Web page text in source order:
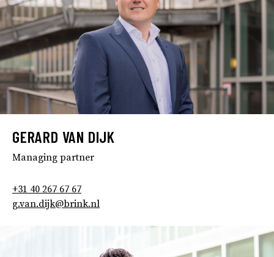
GERARD VAN DIJK
Managing partner
+31 40 267 67 67
g.van.dijk@brink.nl